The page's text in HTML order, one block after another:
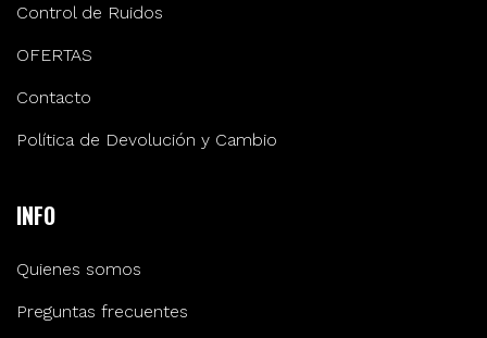
Control de Ruidos
OFERTAS
Contacto
Política de Devolución y Cambio
INFO
Quienes somos
Preguntas frecuentes